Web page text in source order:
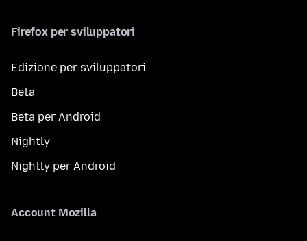
Firefox per sviluppatori
Edizione per sviluppatori
Beta
Beta per Android
Nightly
Nightly per Android
Account Mozilla